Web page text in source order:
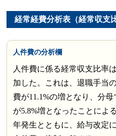
経常経費分析表（経常収支
人件費の分析欄
人件費に係る経常収支比率
加した。これは、退職手当
費が11.1%の増となり、分
が5.8%増となったことによ
年発生とともに、給与改定